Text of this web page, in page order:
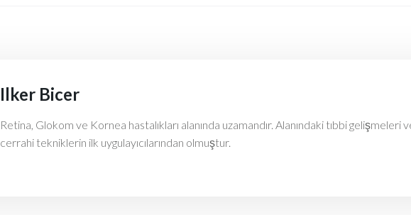
Ilker Bicer
Retina, Glokom ve Kornea hastalıkları alanında uzamandır. Alanındaki tıbbi
cerrahi tekniklerin ilk uygulayıcılarından olmuştur.